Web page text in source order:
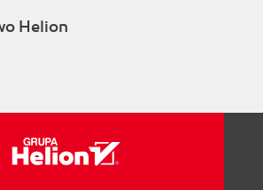
Helion